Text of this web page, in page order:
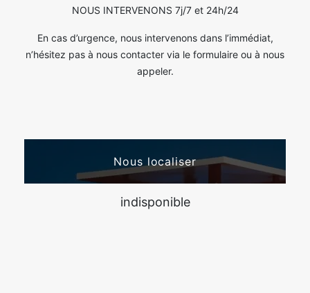
NOUS INTERVENONS 7j/7 et 24h/24
En cas d’urgence, nous intervenons dans l’immédiat,
n’hésitez pas à nous contacter via le formulaire ou à nous
appeler.
Nous localiser
indisponible